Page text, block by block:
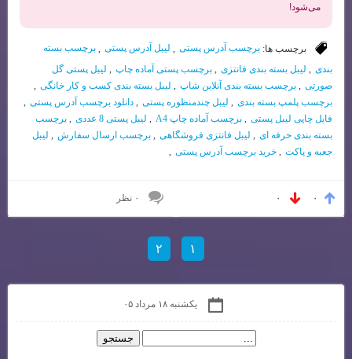
می‌شود!
برچسب ها: برچسب آدرس پستی لیبل آدرس پستی
برچسب بسته
بندی
لیبل بسته بندی فانتزی برچسب پستی آماده چاپ
لیبل پستی گل
صورتی
برچسب بسته بندی آنلاین شاپ لیبل بسته بندی کسب و کار خانگی
برچسب پلمپ بسته بندی
لیبل چندمنظوره پستی دانلود برچسب آدرس پستی
فایل چاپی لیبل پستی
برچسب آماده چاپ A4 لیبل پستی 8 عددی
برچسب
بسته بندی حرفه ای
لیبل فانتزی فروشگاهی برچسب ارسال سفارش
لیبل
جعبه و پاکت
خرید برچسب آدرس پستی
۰ ۰ ۰ نظر
۱ ۲
یکشنبه ۱۸ مرداد ۰۵